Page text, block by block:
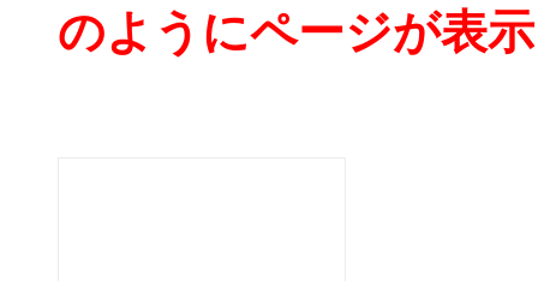
のようにページが表